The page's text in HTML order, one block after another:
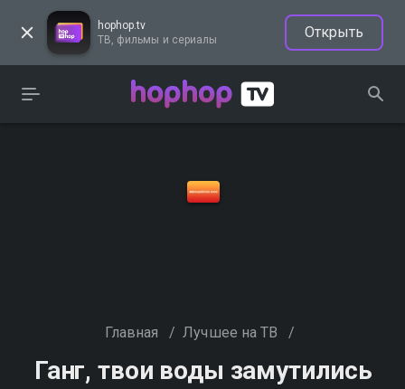
hophop.tv
ТВ, фильмы и сериалы
Открыть
Главная / Лучшее на ТВ /
Ганг, твои воды замутились